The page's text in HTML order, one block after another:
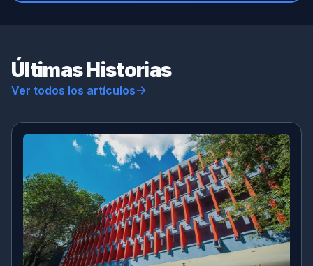
Últimas Historias
Ver todos los artículos